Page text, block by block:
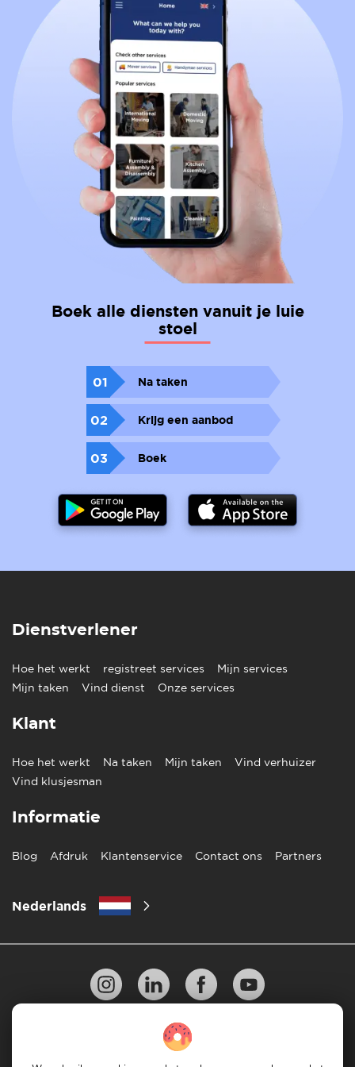
alleen voor je bedrijf is, moet je €50.000 en je bedrijf
hebben.
Actief verblijf
Aan de andere kant vereist een actieve
verblijfsvergunning dat je meer dan 183 dagen per
jaar in het land doorbrengt. Dit type vergunning laat
zien dat je erg geïnteresseerd bent om in het land te
Om het type verblijfsvergunning te kiezen dat het
beste bij je past, moet je rekening houden met de
uitreisbelasting die je gaat betalen in het land waar
je verblijft. Bedenk ook of je alleen verhuist of met je
familie en gezin.
Boek alle diensten vanuit je luie
stoel
01 Na taken
02 Krijg een aanbod
03 Boek
Dienstverlener
Hoe het werkt registreet services
Mijn services
Mijn taken
Vind dienst Onze services
Klant
Hoe het werkt Na taken Mijn taken
Vind verhuizer
Vind klusjesman
Informatie
Blog Afdruk Klantenservice Contact ons Partners
Nederlands
10 regels voor succesvol verhuizen